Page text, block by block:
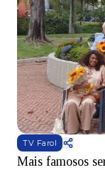
TV Farol
Mais famosos